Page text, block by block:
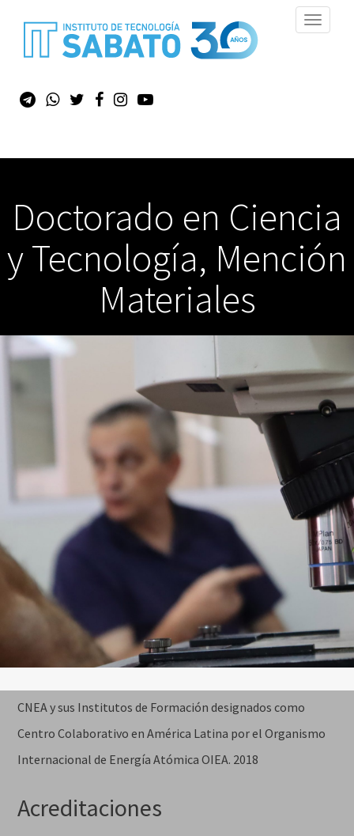
Toggle
Doctorado en Ciencia
y Tecnología, Mención
Materiales
CNEA y sus Institutos de Formación designados como
Centro Colaborativo en América Latina por el Organismo
Internacional de Energía Atómica OIEA. 2018
Acreditaciones